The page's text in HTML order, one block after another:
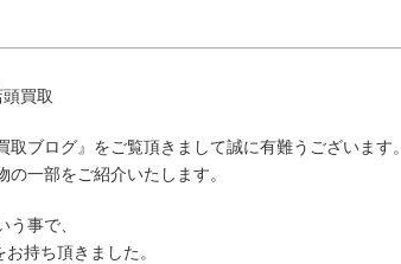
買取
ブログ』をご覧頂きまして誠に有難うございます。
一部をご紹介いたします。
事で、
持ち頂きました。